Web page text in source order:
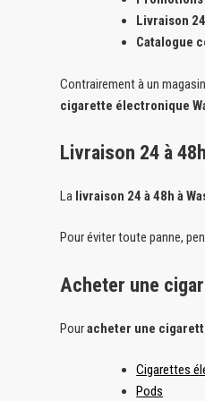
Livraison
Catalogue
Contrairement à un
cigarette électronique
Livraison 24 à
La livraison 24 à 48h à
Pour éviter toute panne,
Acheter une
Pouracheter une
Cigarettes
Pods